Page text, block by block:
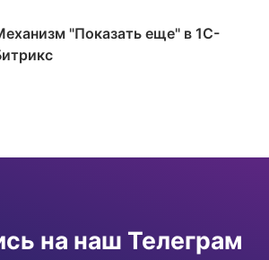
"Показать еще" в 1С-
на наш Телеграм